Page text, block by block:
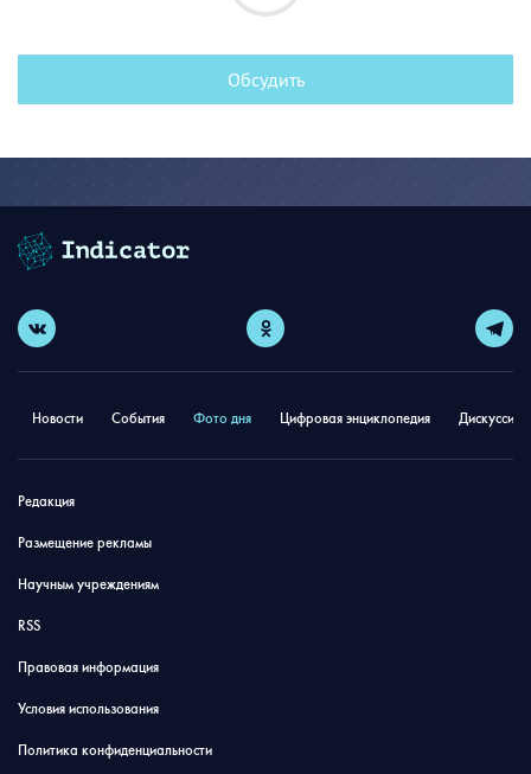
Обсудить
Новости События Фото дня Цифровая энциклопедия
Редакция
Размещение рекламы
Научным учреждениям
RSS
Правовая информация
Условия использования
Политика конфиденциальности